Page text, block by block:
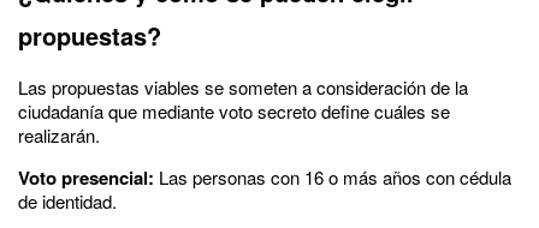
propuestas?
Las propuestas viables se someten a consideración de la
ciudadanía que mediante voto secreto define cuáles se
realizarán.
Voto presencial: Las personas con 16 o más años con cédula
de identidad.